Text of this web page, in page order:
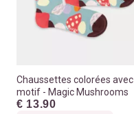
Chaussettes colorées avec
motif - Magic Mushrooms
€ 13.90